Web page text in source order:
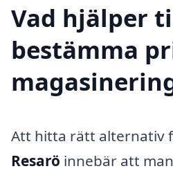
Vad hjälper
bestämma
Att hitta rätt alternativ
Resarö innebär att